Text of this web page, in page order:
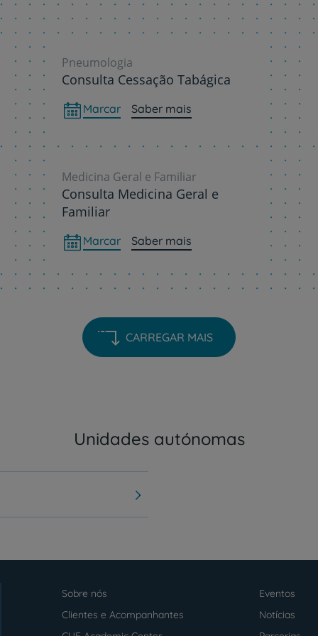
Contacte-nos
Pneumologia
Consulta Cessação Tabágica
Marcar Saber mais
Medicina Geral e Familiar
Consulta Medicina Geral e
Familiar
Marcar Saber mais
CARREGAR MAIS
Unidades autónomas
footer
Sobre nós
Eventos
Clientes e Acompanhantes
Notícias